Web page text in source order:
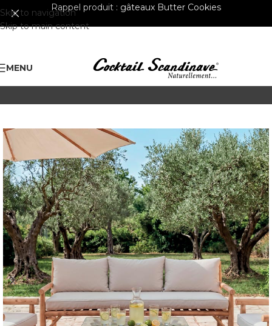
Skip to navigation
Skip to main content
Rappel produit : gâteaux Butter Cookies
MENU